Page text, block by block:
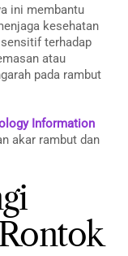
ini membantu
kesehatan
terhadap
atau
pada rambut
Information
akar rambut dan